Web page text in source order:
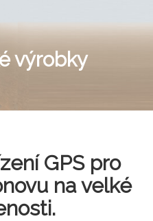
výrobky
GPS pro
na velké